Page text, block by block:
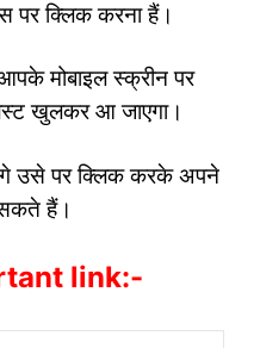
पर क्लिक करना हैं।
मोबाइल स्क्रीन पर
खुलकर आ जाएगा।
उसे पर क्लिक करके अपने
हैं।
link:-